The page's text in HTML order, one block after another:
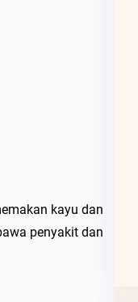
kayu dan
penyakit dan